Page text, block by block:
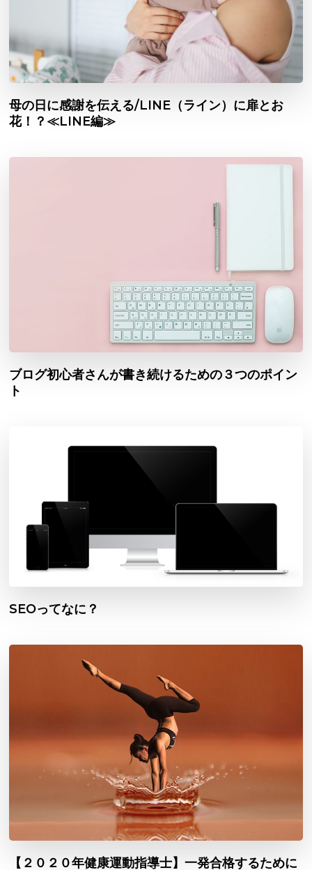
母の日に感謝を伝える/LINE（ライン）に扉とお
花！？≪LINE編≫
ブログ初心者さんが書き続けるための３つのポイン
ト
SEOってなに？
【２０２０年健康運動指導士】一発合格するために